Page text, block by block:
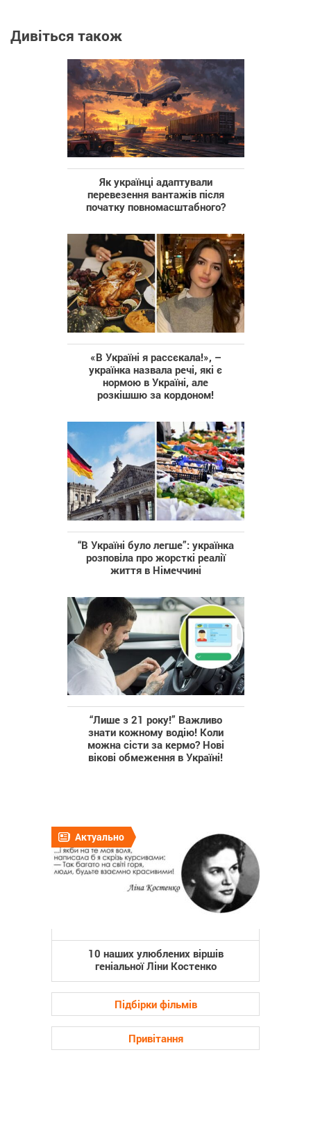
Дивіться також
Як українці адаптували
перевезення вантажів після
початку повномасштабного?
«В Україні я рассєкала!», –
українка назвала речі, які є
нормою в Україні, але
розкішшю за кордоном!
“В Україні було легше”: українка
розповіла про жорсткі реалії
життя в Німеччині
“‎Лише з 21 року‎!”‎ Важливо
знати кожному водію! Коли
можна сісти за кермо? Нові
вікові обмеження в Україні!
Актуально
10 наших улюблених віршів
геніальної Ліни Костенко
Підбірки фільмів
Привітання